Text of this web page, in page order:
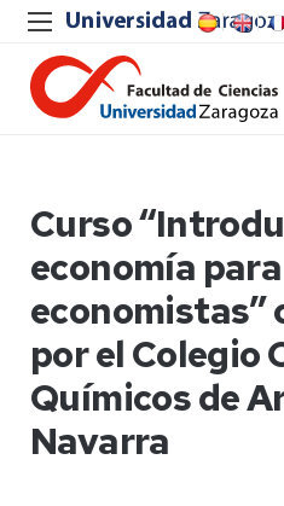
Curso
economía
economistas”
por el Colegio
Químicos de
Navarra